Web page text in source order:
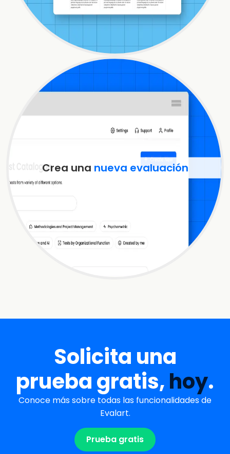
Crea una nueva evaluación
Solicita una
prueba gratis,hoy.
Conoce más sobre todas las funcionalidades de
Evalart.
Prueba gratis